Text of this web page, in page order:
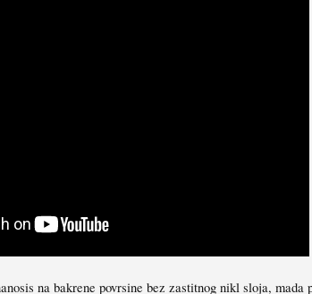
na bakrene povrsine bez zastitnog nikl sloja,